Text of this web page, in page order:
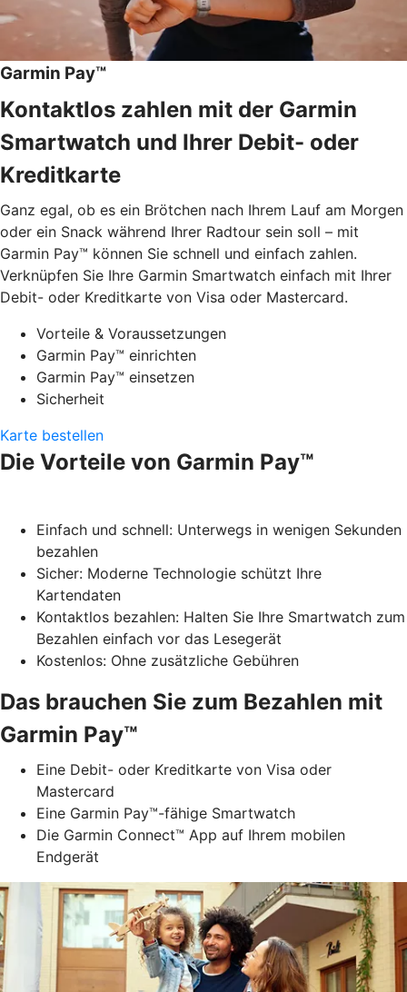
Garmin Pay™
Kontaktlos zahlen mit der Garmin
Smartwatch und Ihrer Debit- oder
Kreditkarte
Ganz egal, ob es ein Brötchen nach Ihrem Lauf am Morgen
oder ein Snack während Ihrer Radtour sein soll – mit
Garmin Pay™ können Sie schnell und einfach zahlen.
Verknüpfen Sie Ihre Garmin Smartwatch einfach mit Ihrer
Debit- oder Kreditkarte von Visa oder Mastercard.
Vorteile & Voraussetzungen
Garmin Pay™ einrichten
Garmin Pay™ einsetzen
Sicherheit
Karte bestellen
Die Vorteile von Garmin Pay™
Einfach und schnell: Unterwegs in wenigen Sekunden
bezahlen
Sicher: Moderne Technologie schützt Ihre
Kartendaten
Kontaktlos bezahlen: Halten Sie Ihre Smartwatch zum
Bezahlen einfach vor das Lesegerät
Kostenlos: Ohne zusätzliche Gebühren
Das brauchen Sie zum Bezahlen mit
Garmin Pay™
Eine Debit- oder Kreditkarte von Visa oder
Mastercard
Eine Garmin Pay™-fähige Smartwatch
Die Garmin Connect™ App auf Ihrem mobilen
Endgerät